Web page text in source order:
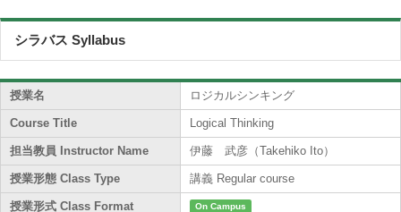
シラバス Syllabus
授業名 ロジカルシンキング
Course Title Logical Thinking
担当教員 Instructor Name 伊藤 武彦（Takehiko Ito）
授業形態 Class Type 講義 Regular course
授業形式 Class Format On Campus